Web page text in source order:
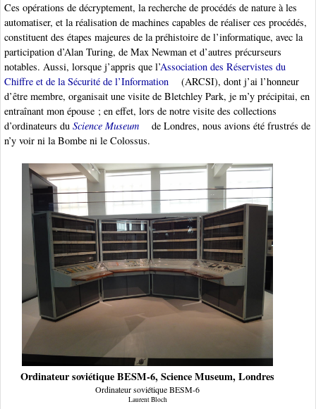
Ces opérations de décryptement, la recherche de procédés de nature à les
automatiser, et la réalisation de machines capables de réaliser ces procédés,
constituent des étapes majeures de la préhistoire de l’informatique, avec la
participation d’Alan Turing, de Max Newman et d’autres précurseurs
notables. Aussi, lorsque j’appris que l’Association des Réservistes du
Chiffre et de la Sécurité de l’Information
(ARCSI), dont j’ai l’honneur
d’être membre, organisait une visite de Bletchley Park, je m’y précipitai, en
entraînant mon épouse ; en effet, lors de notre visite des collections
d’ordinateurs du Science Museum
de Londres, nous avions été frustrés de
n’y voir ni la Bombe ni le Colossus.
Ordinateur soviétique BESM-6, Science Museum, Londres
Ordinateur soviétique BESM-6
Laurent Bloch